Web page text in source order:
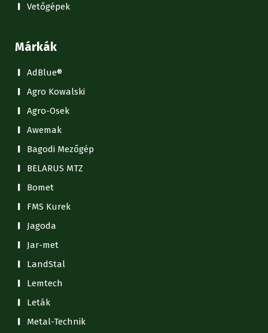
Vetőgépek
Márkák
AdBlue®
Agro Kowalski
Agro-Osek
Awemak
Bagodi Mezőgép
BELARUS MTZ
Bomet
FMS Kurek
Jagoda
Jar-met
LandStal
Lemtech
Leták
Metal-Technik